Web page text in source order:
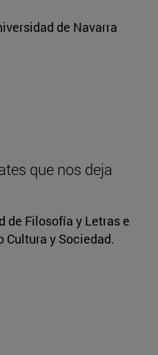
de Navarra
que nos deja
de Filosofía y Letras e
y Sociedad.